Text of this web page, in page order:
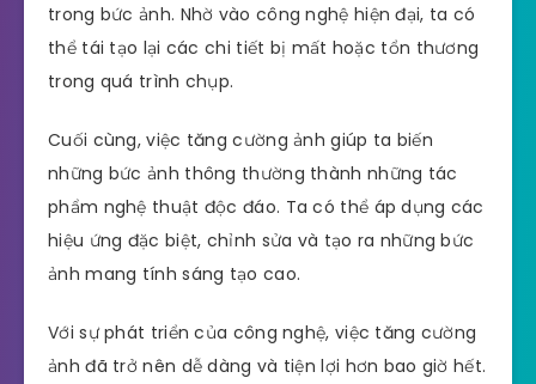
trong bức ảnh. Nhờ vào công nghệ hiện đại, ta có
thể tái tạo lại các chi tiết bị mất hoặc tổn thương
trong quá trình chụp.
Cuối cùng, việc tăng cường ảnh giúp ta biến
những bức ảnh thông thường thành những tác
phẩm nghệ thuật độc đáo. Ta có thể áp dụng các
hiệu ứng đặc biệt, chỉnh sửa và tạo ra những bức
ảnh mang tính sáng tạo cao.
Với sự phát triển của công nghệ, việc tăng cường
ảnh đã trở nên dễ dàng và tiện lợi hơn bao giờ hết.